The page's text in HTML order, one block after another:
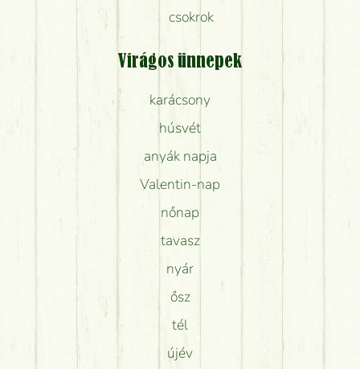
csokrok
Virágos ünnepek
karácsony
húsvét
anyák napja
Valentin-nap
nőnap
tavasz
nyár
ősz
tél
újév